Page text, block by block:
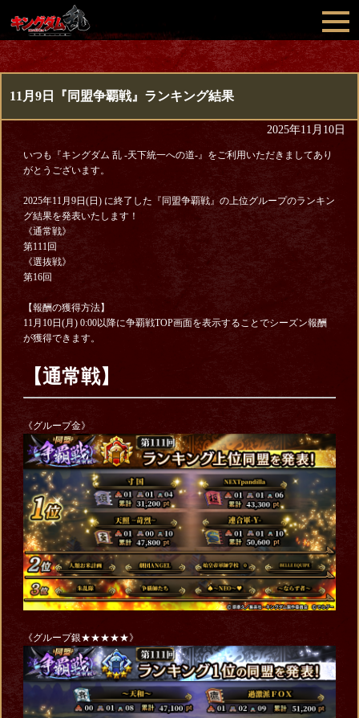
11月9日『同盟争覇戦』ランキング結果
2025年11月10日
いつも『キングダム 乱 -天下統一への道-』をご利用いただきましてあり
がとうございます。
2025年11月9日(日) に終了した『同盟争覇戦』の上位グループのランキン
グ結果を発表いたします！
《通常戦》
第111回
《選抜戦》
第16回
【報酬の獲得方法】
11月10日(月) 0:00以降に争覇戦TOP画面を表示することでシーズン報酬
が獲得できます。
【通常戦】
《グループ金》
《グループ銀★★★★★》